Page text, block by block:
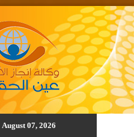
August 07, 2026